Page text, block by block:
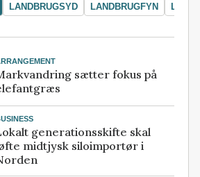
LANDBRUGSYD LANDBRUGFYN
sætter fokus på
generationsskifte skal
midtjysk siloimportør i